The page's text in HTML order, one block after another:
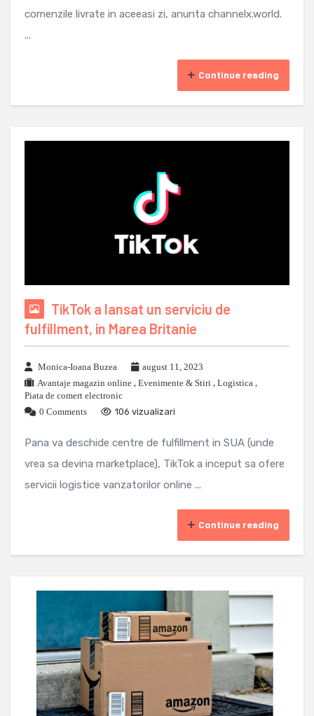
comenzile livrate in aceeasi zi, anunta channelx.world.
...
Continue reading
TikTok a lansat un serviciu de
fulfillment, in Marea Britanie
Monica-Ioana Buzea
august 11, 2023
Avantaje magazin online , Evenimente & Stiri , Logistica ,
Piata de comert electronic
0 Comments
106 vizualizari
Pana va deschide centre de fulfillment in SUA (unde
vrea sa devina marketplace), TikTok a inceput sa ofere
servicii logistice vanzatorilor online ...
Continue reading